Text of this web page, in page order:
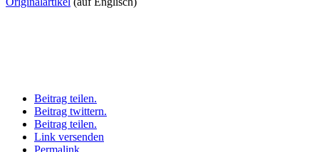
Beitrag teilen.
Beitrag twittern.
Beitrag teilen.
Link versenden
Permalink